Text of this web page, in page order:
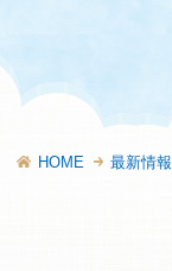
HOME 最新情報